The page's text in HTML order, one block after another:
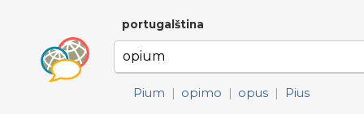
portugalština
Pium | opimo | opus | Pius